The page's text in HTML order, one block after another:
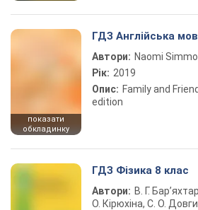
показати
обкладинку
ГДЗ Англійська
Автори: Naomi
Рік: 2019
Опис: Family and
edition
ГДЗ Фізика 8 клас
Автори: В. Г.
О. Кірюхіна, С. О.